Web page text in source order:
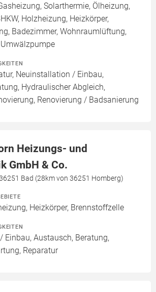
Solarthermie, Ölheizung,
Holzheizung, Heizkörper,
Badezimmer, Wohnraumlüftung,
Neuinstallation / Einbau,
Hydraulischer Abgleich,
Renovierung / Badsanierung
Heizungs- und
GmbH & Co.
Bad (28km von 36251 Homberg)
Heizkörper, Brennstoffzelle
Einbau, Austausch, Beratung,
Reparatur